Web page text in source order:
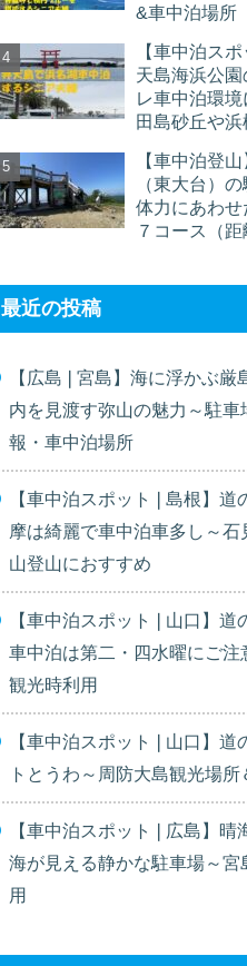
&車中泊場所
【車中泊ス
天島海浜公園
レ車中泊環
田島砂丘や
【車中泊登
（東大台）
体力にあわ
７コース（
最近の投稿
【広島❘宮島】海に浮かぶ厳
内を見渡す弥山の魅力～駐車
報・車中泊場所
【車中泊スポット❘島根】道
摩は綺麗で車中泊車多し～石
山登山におすすめ
【車中泊スポット❘山口】道
車中泊は第二・四水曜にご注
観光時利用
【車中泊スポット❘山口】道
トとうわ～周防大島観光場所
【車中泊スポット❘広島】晴
海が見える静かな駐車場～宮
用